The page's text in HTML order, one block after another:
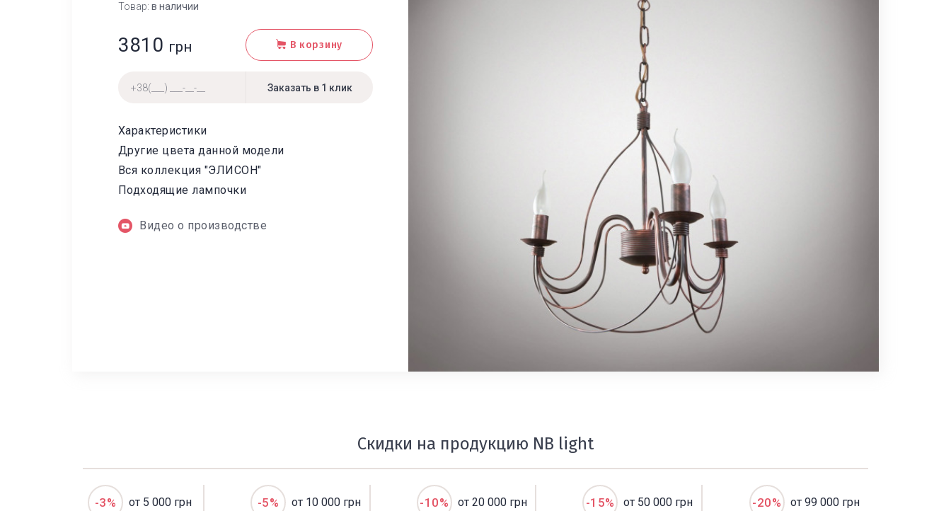
Товар: в наличии
3810 грн В корзину
Характеристики
Другие цвета данной модели
Вся коллекция "ЭЛИСОН"
Подходящие лампочки
Видео о производстве
Скидки на продукцию NB light
-3% от 5 000 грн -5% от 10 000 грн -10% от 20 000 грн -15% от 50 000 грн -20% от 99 000 грн